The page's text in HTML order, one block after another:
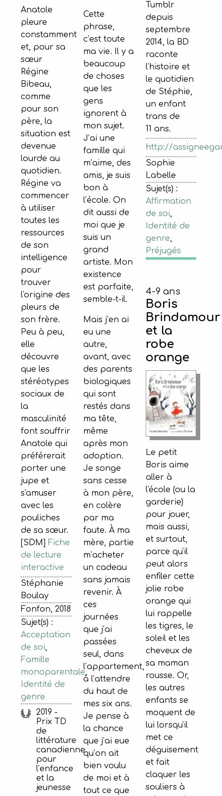
Anatole
pleure
constamment
et, pour sa
sœur
Régine
Bibeau,
comme
pour son
père, la
situation est
devenue
lourde au
quotidien.
Régine va
commencer
à utiliser
toutes les
ressources
de son
intelligence
pour
trouver
l'origine des
pleurs de
son frère.
Peu à peu,
elle
découvre
que les
stéréotypes
sociaux de
la
masculinité
font souffrir
Anatole qui
préférerait
porter une
jupe et
s'amuser
avec les
pouliches
de sa sœur.
[SDM] Fiche
de lecture
interactive
Stéphanie
Boulay
Fonfon, 2018
Sujet(s) :
Acceptation
de soi,
Famille
monoparentale,
Identité de
genre
2019 -
Prix TD
de
littérature
canadienne
pour
l’enfance
et la
jeunesse
Cette
phrase,
c’est toute
ma vie. Il y a
beaucoup
de choses
que les
gens
ignorent à
mon sujet.
J’ai une
famille qui
m’aime, des
amis, je suis
bon à
l’école. On
dit aussi de
moi que je
suis un
grand
artiste. Mon
existence
est parfaite,
semble-t-il.
Mais j’en ai
eu une
autre,
avant, avec
des parents
biologiques
qui sont
restés dans
ma tête,
même
après mon
adoption.
Je songe
sans cesse
à mon père,
en colère
par ma
faute. À ma
mère, partie
m’acheter
un cadeau
sans jamais
revenir. À
ces
journées
que j’ai
passées
seul, dans
l’appartement,
à l’attendre
du haut de
mes six ans.
Je pense à
la chance
que j’ai eue
qu’on ait
bien voulu
de moi et à
tout ce que
Tumblr
depuis
septembre
2014, la BD
raconte
l'histoire et
le quotidien
de Stéphie,
un enfant
trans de
11 ans.
http://
Sophie
Labelle
Sujet(s) :
Affirmation
de soi,
Identité de
genre,
Préjugés
4-9 ans
Boris
Brindamour
et la
robe
orange
Le petit
Boris aime
aller à
l'école (ou la
garderie)
pour jouer,
mais aussi,
et surtout,
parce qu'il
peut alors
enfiler cette
jolie robe
orange qui
lui rappelle
les tigres, le
soleil et les
cheveux de
sa maman
rousse. Or,
les autres
enfants se
moquent de
lui lorsqu'il
met ce
déguisement
et fait
claquer les
souliers à